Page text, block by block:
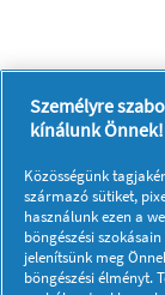
Rólunk
A pg.com
Kövessen
Személyre
kínálunk
Közösségünk
származó sütiket,
használunk ezen a
böngészési
jelenítsünk meg
böngészési élményt.